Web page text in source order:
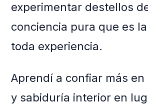
experimentar destellos
conciencia pura que es
toda experiencia.
Aprendí a confiar más en
y sabiduría interior en